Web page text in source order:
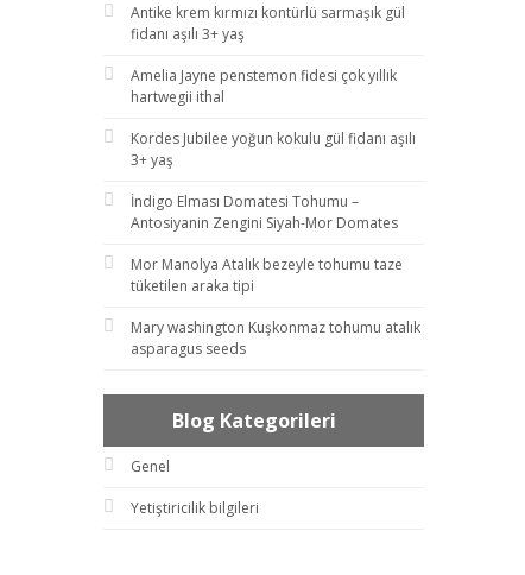
Antike krem kırmızı kontürlü sarmaşık gül
fidanı aşılı 3+ yaş
Amelia Jayne penstemon fidesi çok yıllık
hartwegii ithal
Kordes Jubilee yoğun kokulu gül fidanı aşılı
3+ yaş
İndigo Elması Domatesi Tohumu –
Antosiyanin Zengini Siyah-Mor Domates
Mor Manolya Atalık bezeyle tohumu taze
tüketilen araka tipi
Mary washington Kuşkonmaz tohumu atalık
asparagus seeds
Blog Kategorileri
Genel
Yetiştiricilik bilgileri